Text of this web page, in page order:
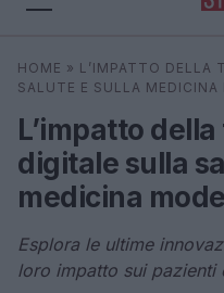
Cerca
HOME » L’IMPATTO DELLA
SALUTE E SULLA MEDICINA
L’impatto
digitale sulla
medicina
Esplora le ultime
loro impatto sui pazienti